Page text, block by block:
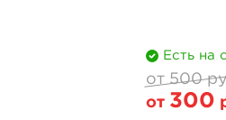
Есть на
от 500
от 300